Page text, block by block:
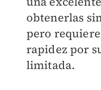
obtenerlas
pero
rapidez por
limitada.